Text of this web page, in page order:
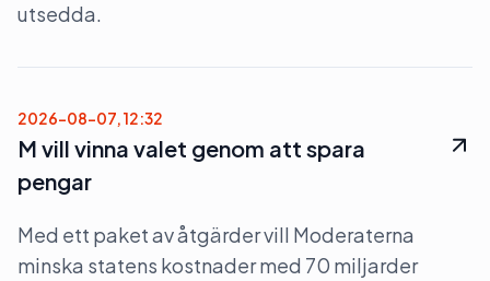
utsedda.
2026-08-07, 12:32
M vill vinna valet genom att spara
pengar
Med ett paket av åtgärder vill Moderaterna
minska statens kostnader med 70 miljarder